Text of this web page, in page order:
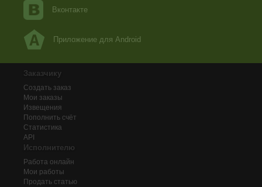
Вконтакте
Приложение для Android
Заказчику
Создать заказ
Мои заказы
Извещения
Пополнить счёт
Статистика
API
Исполнителю
Работа онлайн
Мои работы
Продать статью